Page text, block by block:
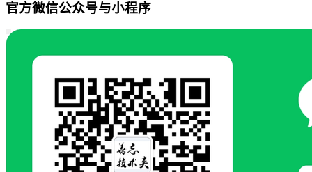
官方微信公众号与小程序